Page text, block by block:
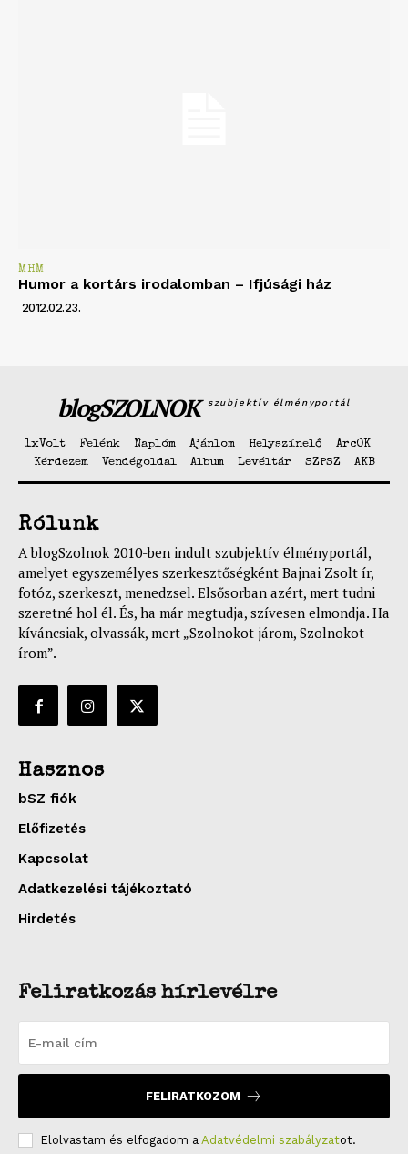
MHM
Humor a kortárs irodalomban – Ifjúsági ház
2012.02.23.
blogSZOLNOK szubjektív élményportál
1xVolt Felénk Naplóm Ajánlom Helyszínelő
ArcOK
Kérdezem
Vendégoldal Album Levéltár SZPSZ AKB
Rólunk
A blogSzolnok 2010-ben indult szubjektív élményportál,
amelyet egyszemélyes szerkesztőségként Bajnai Zsolt ír,
fotóz, szerkeszt, menedzsel. Elsősorban azért, mert tudni
szeretné hol él. És, ha már megtudja, szívesen elmondja. Ha
kíváncsiak, olvassák, mert „Szolnokot járom, Szolnokot
írom”.
Hasznos
bSZ fiók
Előfizetés
Kapcsolat
Adatkezelési tájékoztató
Hirdetés
Feliratkozás hírlevélre
FELIRATKOZOM
Elolvastam és elfogadom a Adatvédelmi szabályzatot.